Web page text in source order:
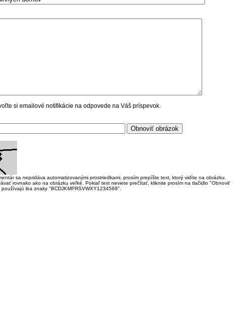
si emailové notifikácie na odpovede na Váš príspevok.
sa nepridáva automatizovanými prostriedkami, prosím prepíšte text, ktorý vidíte na obrázku.
rovnako ako na obrázku veľké. Pokiaľ text neviete prečítať, kliknite prosím na tlačidlo "Obnoviť
iba znaky "BCDJKMPRSVWXY1234589".